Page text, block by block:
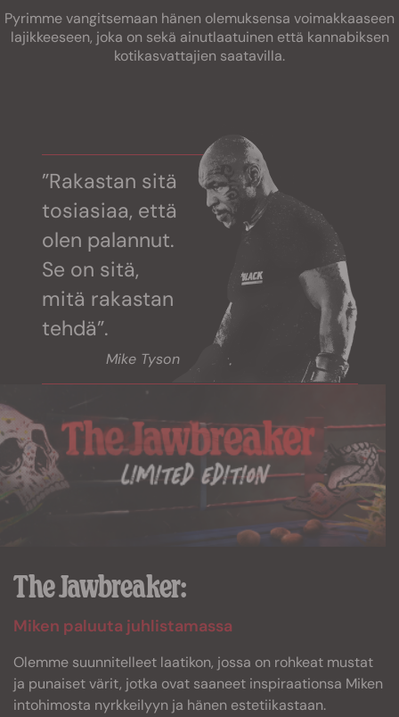
Pyrimme vangitsemaan hänen olemuksensa voimakkaaseen
lajikkeeseen, joka on sekä ainutlaatuinen että kannabiksen
kotikasvattajien saatavilla.
”Rakastan sitä
tosiasiaa, että
olen palannut.
Se on sitä,
mitä rakastan
tehdä”.
Mike Tyson
The Jawbreaker:
Miken paluuta juhlistamassa
Olemme suunnitelleet laatikon, jossa on rohkeat mustat
ja punaiset värit, jotka ovat saaneet inspiraationsa Miken
intohimosta nyrkkeilyyn ja hänen estetiikastaan.